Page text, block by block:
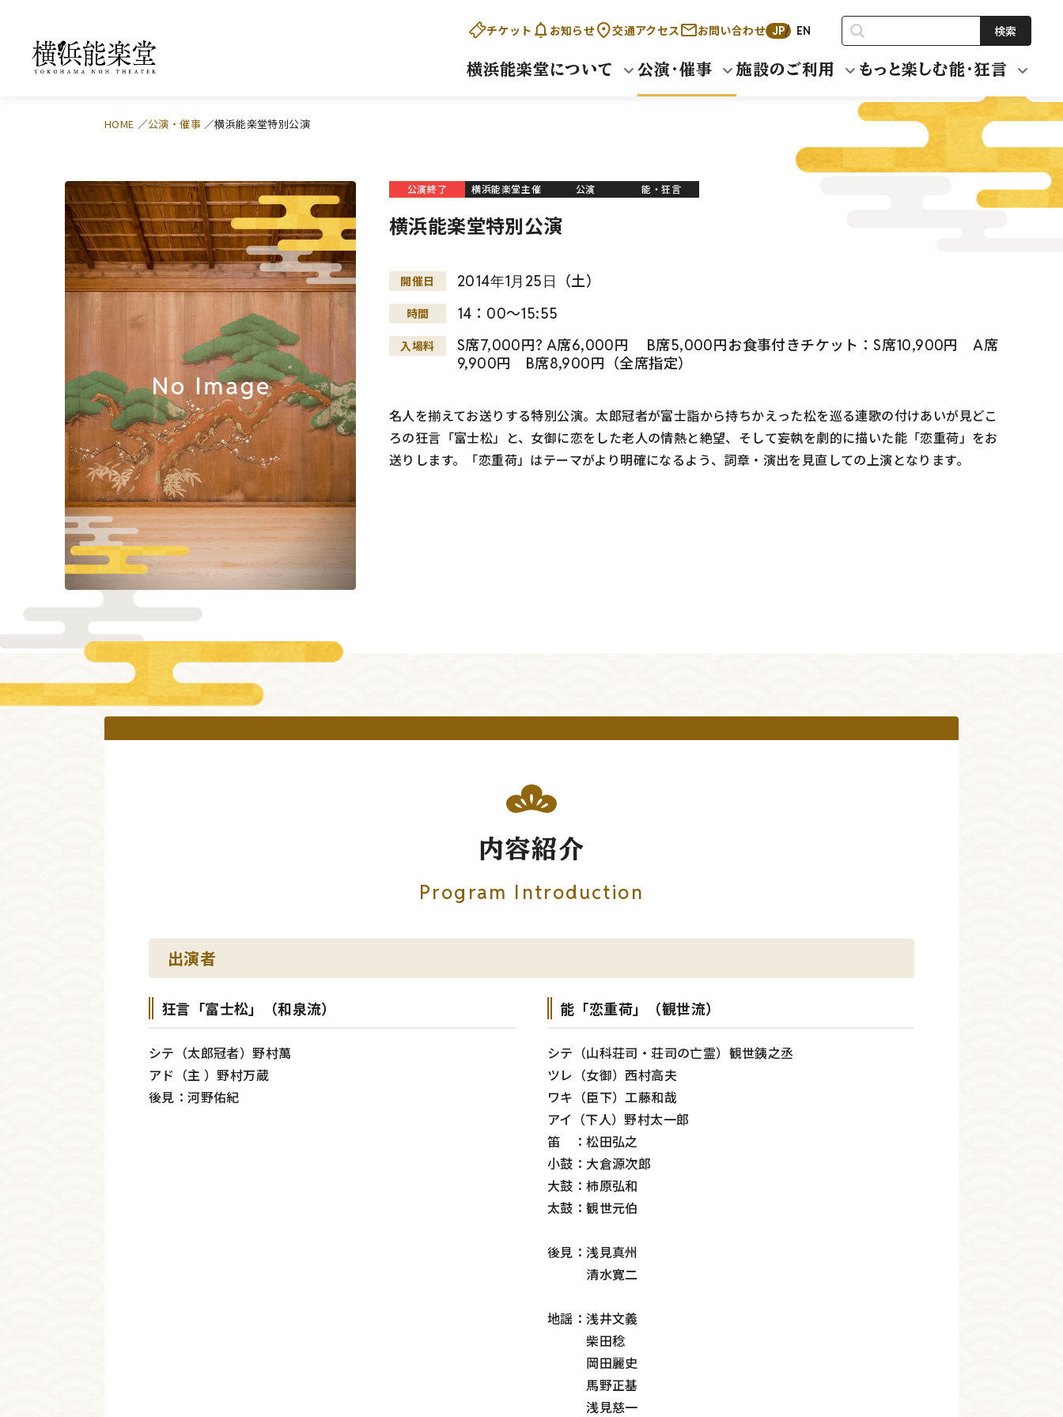
チケット お知らせ 交通アクセス お問い合わせ JP EN 検索
横浜能楽堂について 公演・催事 施設のご利用 もっと楽しむ能・狂言
HOME 公演・催事 横浜能楽堂特別公演
公演終了 横浜能楽堂主催 公演 能・狂言
横浜能楽堂特別公演
開催日 2014年1月 25日 （土）
時間 14：00～15:55
入場料
S席7,000円? A席6,000円 B席5,000円お食事付きチケット：S席10,900円 A席
9,900円 B席8,900円（全席指定）
名人を揃えてお送りする特別公演。太郎冠者が富士詣から持ちかえった松を巡る連歌の付けあいが見どこ
ろの狂言「富士松」と、女御に恋をした老人の情熱と絶望、そして妄執を劇的に描いた能「恋重荷」をお
送りします。「恋重荷」はテーマがより明確になるよう、詞章・演出を見直しての上演となります。
内容紹介
Program Introduction
出演者
狂言「富士松」（和泉流）
シテ（太郎冠者）野村萬
アド（主 ）野村万蔵
後見：河野佑紀
能「恋重荷」（観世流）
シテ（山科荘司・荘司の亡霊）観世銕之丞
ツレ（女御）西村高夫
ワキ（臣下）工藤和哉
アイ（下人）野村太一郎
笛 ：松田弘之
小鼓：大倉源次郎
大鼓：柿原弘和
太鼓：観世元伯
後見：浅見真州
清水寛二
地謡：浅井文義
柴田稔
岡田麗史
馬野正基
浅見慈一